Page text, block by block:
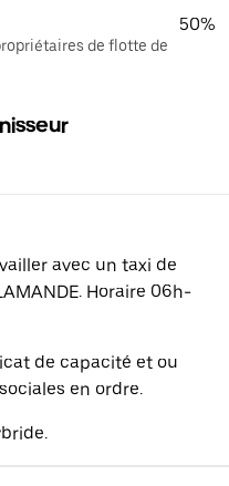
de flotte de
50%
avec un taxi de
Horaire 06h-
de capacité et ou
en ordre.